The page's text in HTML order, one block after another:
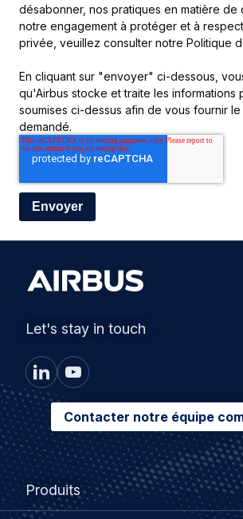
désabonner, nos pratiques en matière de
notre engagement à protéger et à
privée, veuillez consulter notre Politique
En cliquant sur "envoyer" ci-dessous,
qu'Airbus stocke et traite les informations
soumises ci-dessus afin de vous fournir
demandé.
Let's stay in touch
Contacter notre équipe
Footer
menu
Produits
Produits